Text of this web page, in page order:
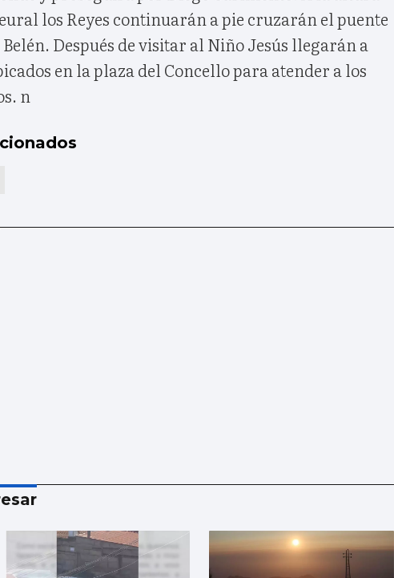
los Reyes continuarán a pie cruzarán el puente
Después de visitar al Niño Jesús llegarán a
en la plaza del Concello para atender a los
n